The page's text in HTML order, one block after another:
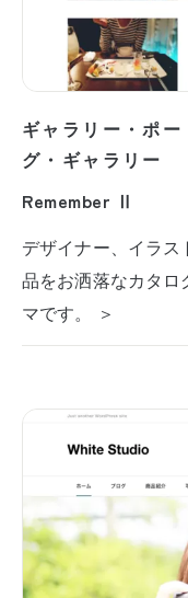
ギャラリー・ポー
グ・ギャラリー
Remember Ⅱ
デザイナー、イラ
品をお洒落なカタ
マです。 ＞